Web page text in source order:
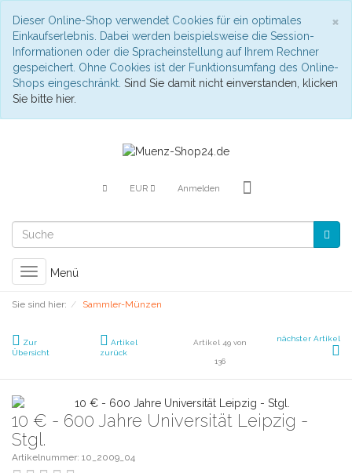
×
Dieser Online-Shop verwendet Cookies für ein optimales
Einkaufserlebnis. Dabei werden beispielsweise die Session-
Informationen oder die Spracheinstellung auf Ihrem Rechner
gespeichert. Ohne Cookies ist der Funktionsumfang des Online-
Shops eingeschränkt. Sind Sie damit nicht einverstanden, klicken
Sie bitte hier.
EUR Anmelden
Toggle
navigation
Menü
Sie sind hier: Sammler-Münzen
Zur
Übersicht
Artikel
zurück
Artikel 49 von
136
nächster Artikel
10 € - 600 Jahre Universität Leipzig -
Stgl.
Artikelnummer: 10_2009_04